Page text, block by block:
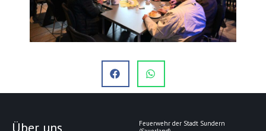
Feuerwehr der Stadt Sundern